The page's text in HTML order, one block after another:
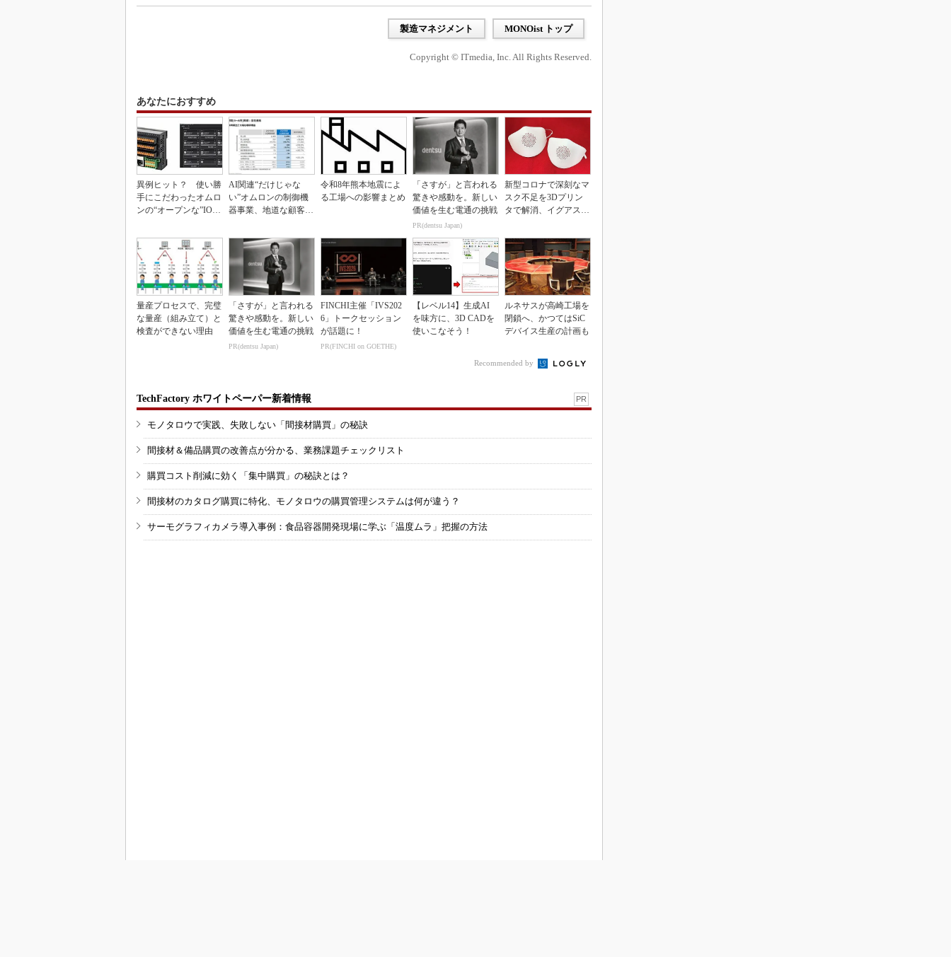
製造マネジメント MONOist トップ
Copyright © ITmedia, Inc. All Rights Reserved.
あなたにおすすめ
異例ヒット？ 使い勝
手にこだわったオムロ
ンの“オープンな”IO-L
AI関連“だけじゃな
い”オムロンの制御機
器事業、地道な顧客基
令和8年熊本地震によ
る工場への影響まとめ
「さすが」と言われる
驚きや感動を。新しい
価値を生む電通の挑戦
PR(dentsu Japan)
新型コロナで深刻なマ
スク不足を3Dプリン
タで解消、イグアスが
量産プロセスで、完璧
な量産（組み立て）と
検査ができない理由
「さすが」と言われる
驚きや感動を。新しい
価値を生む電通の挑戦
PR(dentsu Japan)
FINCHI主催「IVS202
6」トークセッション
が話題に！
PR(FINCHI on GOETHE)
【レベル14】生成AI
を味方に、3D CADを
使いこなそう！
ルネサスが高崎工場を
閉鎖へ、かつてはSiC
デバイス生産の計画も
Recommended by
TechFactory ホワイトペーパー新着情報 PR
モノタロウで実践、失敗しない「間接材購買」の秘訣
間接材＆備品購買の改善点が分かる、業務課題チェックリスト
購買コスト削減に効く「集中購買」の秘訣とは？
間接材のカタログ購買に特化、モノタロウの購買管理システムは何が違う？
サーモグラフィカメラ導入事例：食品容器開発現場に学ぶ「温度ムラ」把握の方法